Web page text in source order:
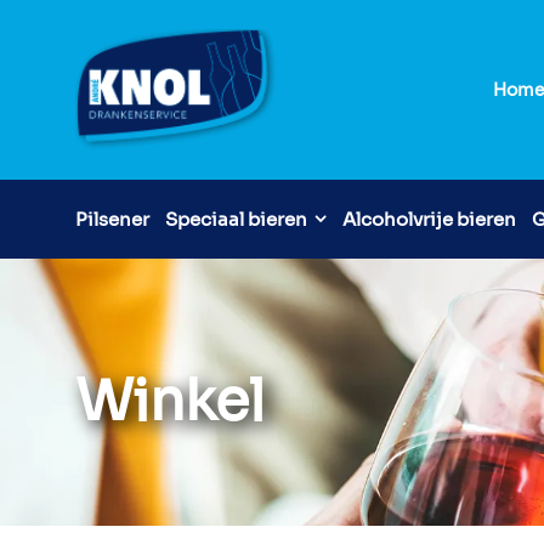
Home
Pilsener Speciaal bieren Alcoholvrije bieren
Winkel